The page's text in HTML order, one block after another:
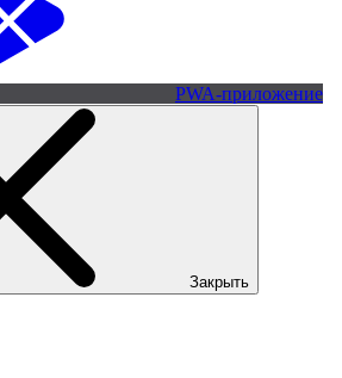
PWA-приложение
Закрыть